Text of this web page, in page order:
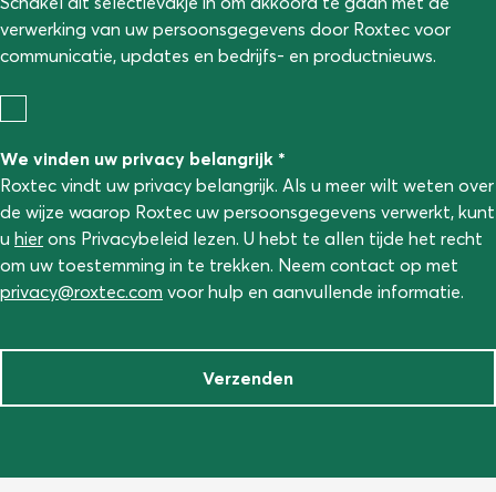
verwerking van uw persoonsgegevens door Roxtec voor
communicatie, updates en bedrijfs- en productnieuws.
We vinden uw privacy belangrijk *
Roxtec vindt uw privacy belangrijk. Als u meer wilt weten over
de wijze waarop Roxtec uw persoonsgegevens verwerkt, kunt
u hier ons Privacybeleid lezen. U hebt te allen tijde het recht
om uw toestemming in te trekken. Neem contact op met
privacy@roxtec.com voor hulp en aanvullende informatie.
Verzenden